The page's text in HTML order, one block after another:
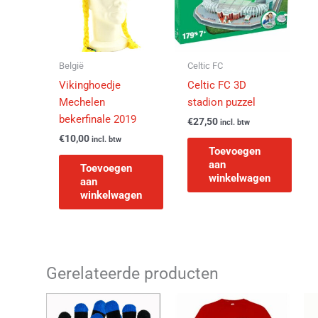
België
Vikinghoedje
Mechelen
bekerfinale 2019
€10,00 incl. btw
Toevoegen
aan
winkelwagen
Celtic FC
Celtic FC 3D
stadion puzzel
€27,50 incl. btw
Toevoegen
aan
winkelwagen
Gerelateerde producten